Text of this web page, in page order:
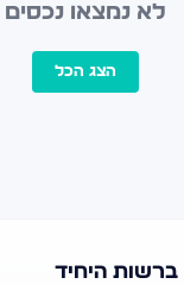
לא נמצאו נכסים
הצג הכל
ברשות היחיד